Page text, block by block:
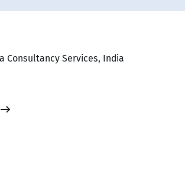
Consultancy Services, India